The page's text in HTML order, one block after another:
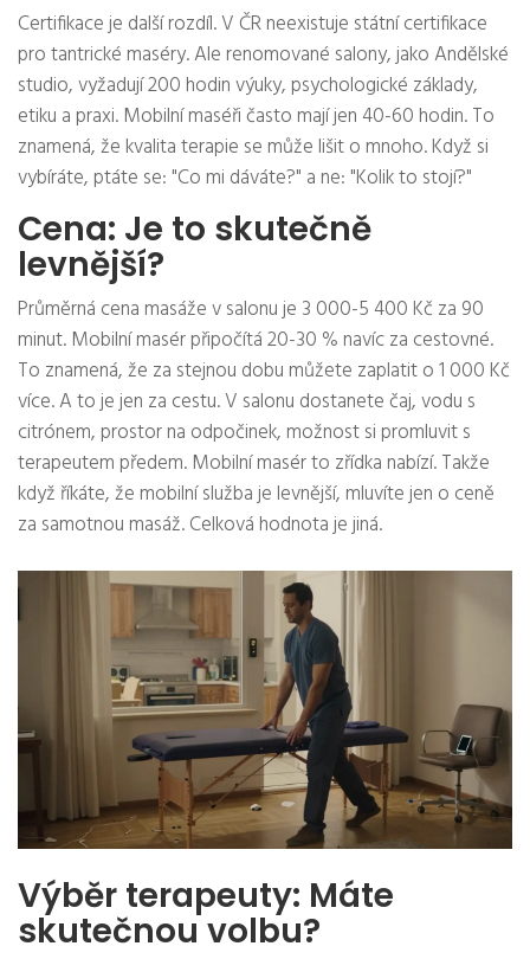
Certifikace je další rozdíl. V ČR neexistuje státní certifikace
pro tantrické maséry. Ale renomované salony, jako Andělské
studio, vyžadují 200 hodin výuky, psychologické základy,
etiku a praxi. Mobilní maséři často mají jen 40-60 hodin. To
znamená, že kvalita terapie se může lišit o mnoho. Když si
vybíráte, ptáte se: "Co mi dáváte?" a ne: "Kolik to stojí?"
Cena: Je to skutečně
levnější?
Průměrná cena masáže v salonu je 3 000-5 400 Kč za 90
minut. Mobilní masér připočítá 20-30 % navíc za cestovné.
To znamená, že za stejnou dobu můžete zaplatit o 1 000 Kč
více. A to je jen za cestu. V salonu dostanete čaj, vodu s
citrónem, prostor na odpočinek, možnost si promluvit s
terapeutem předem. Mobilní masér to zřídka nabízí. Takže
když říkáte, že mobilní služba je levnější, mluvíte jen o ceně
za samotnou masáž. Celková hodnota je jiná.
Výběr terapeuty: Máte
skutečnou volbu?